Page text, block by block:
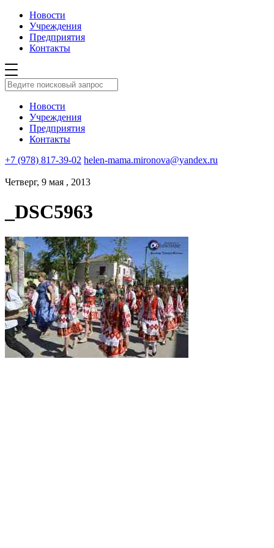
Новости
Учреждения
Предприятия
Контакты
Новости
Учреждения
Предприятия
Контакты
+7 (978) 817-39-02 helen-mama.mironova@yandex.ru
Четверг, 9 мая , 2013
_DSC5963